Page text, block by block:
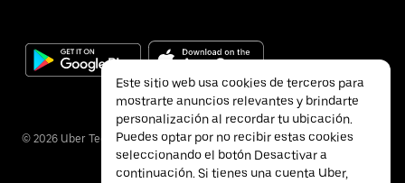
© 2026 Uber Technologies Inc.
Este sitio web usa cookies de terceros para
mostrarte anuncios relevantes y brindarte
personalización al recordar tu ubicación.
Puedes optar por no recibir estas cookies
seleccionando el botón Desactivar a
continuación. Si tienes una cuenta Uber,